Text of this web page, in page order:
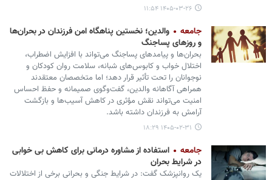
۱۴۰۵-۰۳-۲۶ ۱۱:۵۴
جامعه
والدین؛ نخستین پناهگاه امن فرزندان در بحران‌ها
و روزهای پساجنگ
بحران‌ها و پیامدهای پساجنگ می‌تواند با افزایش اضطراب،
اختلال خواب و کابوس‌های شبانه، سلامت روان کودکان و
نوجوانان را تحت تأثیر قرار دهد؛ اما متخصصان معتقدند
همراهی آگاهانه والدین، گفت‌وگوی صمیمانه و حفظ احساس
امنیت می‌تواند نقش مؤثری در کاهش آسیب‌ها و بازگشت
آرامش به فرزندان داشته باشد.
۱۴۰۵-۰۲-۳۱ ۱۸:۲۹
جامعه
استفاده از مشاوره درمانی برای کاهش بی خوابی
در شرایط بحران
یک روانپزشک گفت: در شرایط جنگی و بحرانی برخی از اختلالات